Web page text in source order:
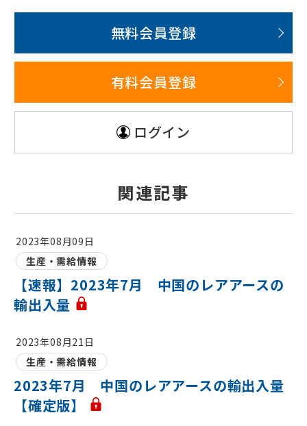
無料会員登録
有料会員登録
ログイン
関連記事
2023年08月09日
生産・需給情報
【速報】2023年7月 中国のレアアースの
輸出入量
2023年08月21日
生産・需給情報
2023年7月 中国のレアアースの輸出入量
【確定版】